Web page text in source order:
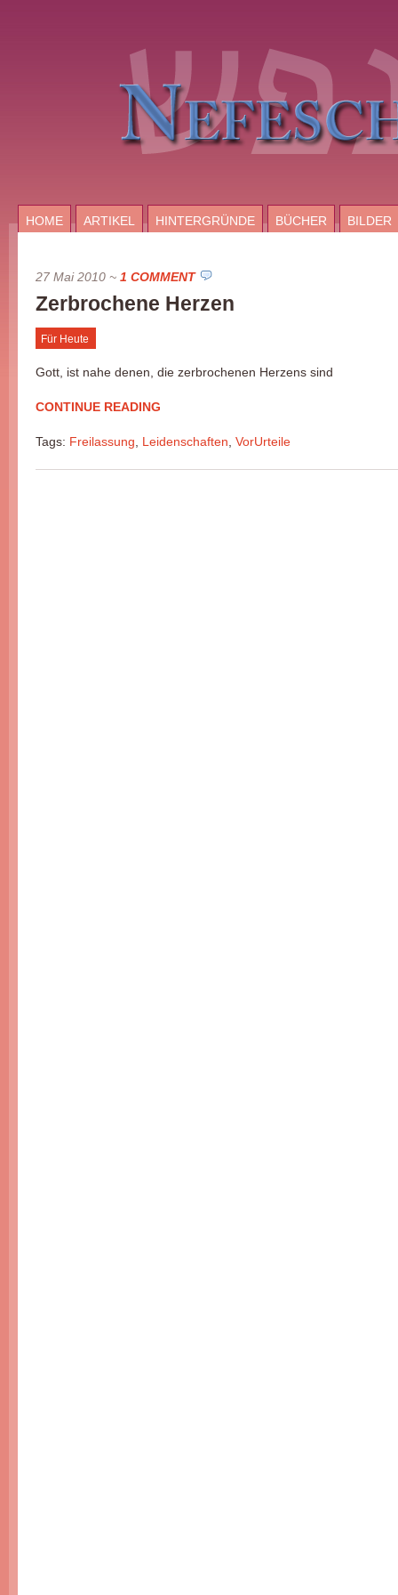
HOME ARTIKEL HINTERGRÜNDE BÜCHER BILDER
27 Mai 2010 ~ 1 COMMENT
Zerbrochene Herzen
Für Heute
Gott, ist nahe denen, die zerbrochenen Herzens sind
CONTINUE READING
Tags: Freilassung Leidenschaften VorUrteile